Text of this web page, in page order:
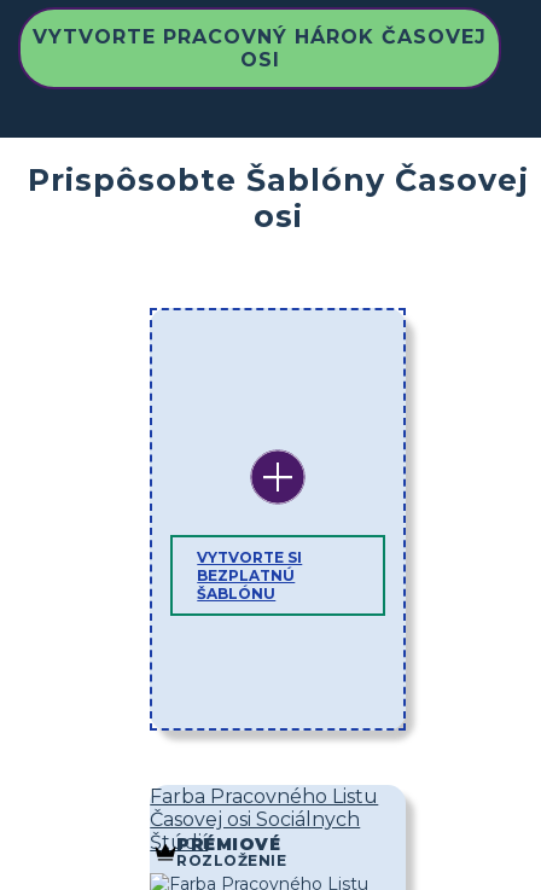
VYTVORTE PRACOVNÝ HÁROK ČASOVEJ
OSI
Prispôsobte Šablóny Časovej
osi
VYTVORTE SI
BEZPLATNÚ
ŠABLÓNU
Farba Pracovného Listu
Časovej osi Sociálnych
Štúdií
PRÉMIOVÉ
ROZLOŽENIE